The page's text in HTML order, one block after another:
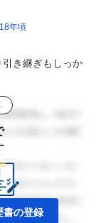
年頃
き継ぎもしっか
書の登録